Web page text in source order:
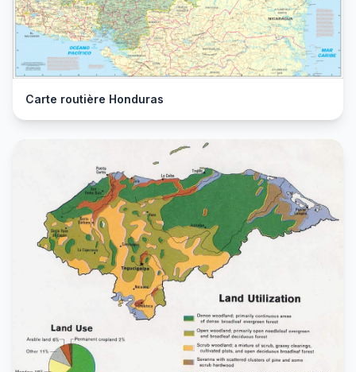
Carte routière Honduras